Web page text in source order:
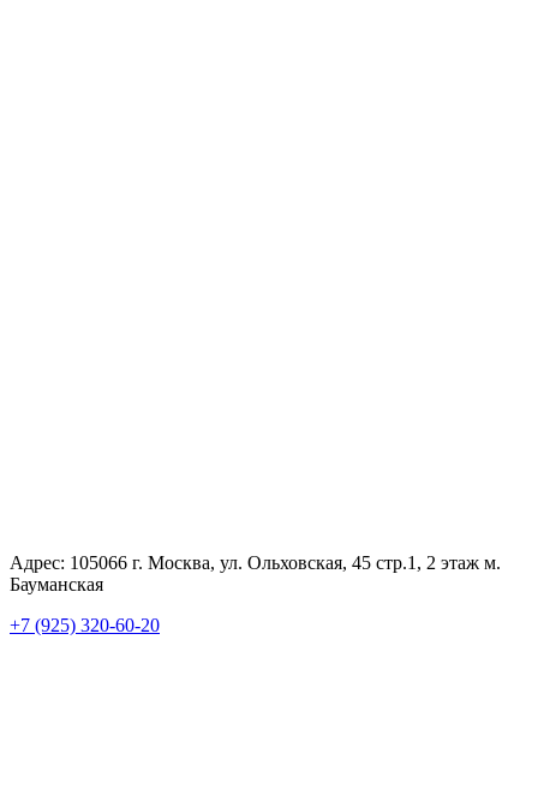
Адрес: 105066 г. Москва, ул. Ольховская, 45 стр.1, 2 этаж м.
Бауманская
+7 (925) 320-60-20